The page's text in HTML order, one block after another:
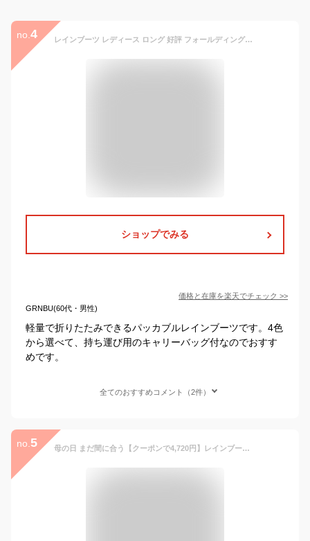
no. 4 レインブーツ レディース ロング 好評 フォールディングレインブーツ 折りたたみ 折り畳み ポケッタブル パッカブル 軽量 軽い 長靴 おしゃれ 雨靴 かわいい 雨具 レイングッズ アウトドア キャンプ レインシューズ ブーツ 靴 雨 梅雨 雪 防水 はっ水 撥水 ガーデニング 園芸
ショップでみる
価格と在庫を楽天でチェック >>
GRNBU(60代・男性)
軽量で折りたたみできるパッカブルレインブーツです。4色
から選べて、持ち運び用のキャリーバッグ付なのでおすす
めです。
全てのおすすめコメント（2件）
no. 5 母の日 まだ間に合う【クーポンで4,720円】レインブーツ レディース ショート 43DEGREES Packable RainBoots Short パッカブル 長靴 おしゃれ 軽量 折りたたみ リボン 編み上げ キャンプ アウトドア フェス シューレース 着せ替え 踵フック 踵フック フック 43d FS-RB2021S